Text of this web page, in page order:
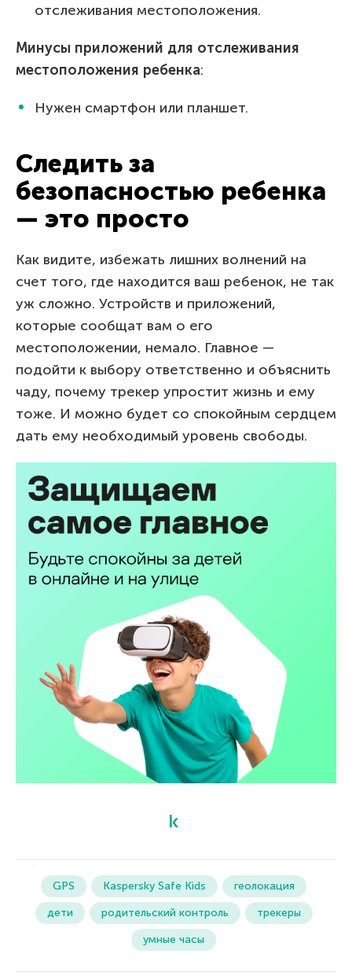
отслеживания местоположения.
Минусы приложений для отслеживания
местоположения ребенка:
Нужен смартфон или планшет.
Следить за
безопасностью ребенка
— это просто
Как видите, избежать лишних волнений на
счет того, где находится ваш ребенок, не так
уж сложно. Устройств и приложений,
которые сообщат вам о его
местоположении, немало. Главное —
подойти к выбору ответственно и объяснить
чаду, почему трекер упростит жизнь и ему
тоже. И можно будет со спокойным сердцем
дать ему необходимый уровень свободы.
GPS Kaspersky Safe Kids
геолокация
дети
родительский контроль
трекеры
умные часы